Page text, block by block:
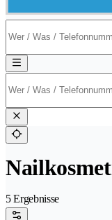
5 Ergebnisse